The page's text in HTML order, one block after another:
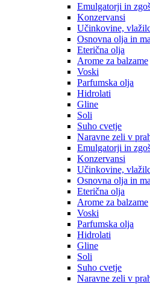
Emulgatorji in
Konzervansi
Učinkovine,
Osnovna olja in
Eterična olja
Arome za balzame
Voski
Parfumska olja
Hidrolati
Gline
Soli
Suho cvetje
Naravne zeli v
Emulgatorji in
Konzervansi
Učinkovine,
Osnovna olja in
Eterična olja
Arome za balzame
Voski
Parfumska olja
Hidrolati
Gline
Soli
Suho cvetje
Naravne zeli v